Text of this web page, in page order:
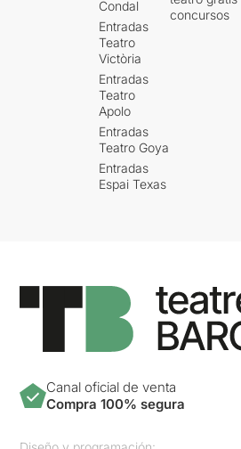
Condal
Entradas
Teatro
Victòria
Entradas
Teatro
Apolo
Entradas
Teatro Goya
Entradas
Espai Texas
concursos
Canal oficial de venta
Compra 100% segura